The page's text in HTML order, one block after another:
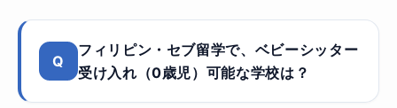
Q
フィリピン・セブ留学で、ベビーシッター
受け入れ（0歳児）可能な学校は？